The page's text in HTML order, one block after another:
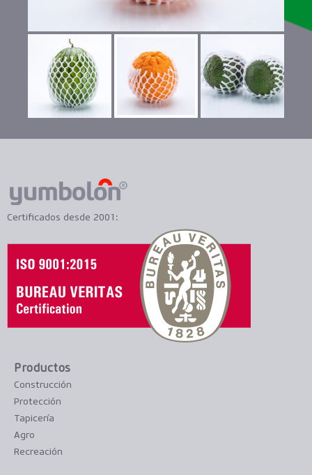
Certificados desde 2001:
Productos
Construcción
Protección
Tapicería
Agro
Recreación